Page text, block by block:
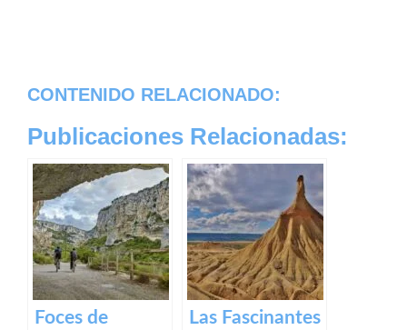
CONTENIDO RELACIONADO:
Publicaciones Relacionadas:
Foces de
Las Fascinantes